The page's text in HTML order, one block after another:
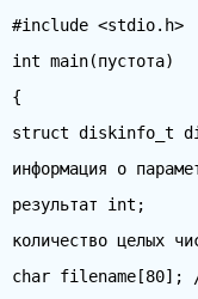
#include <stdio.h>
int main(пустота)
{
struct diskinfo_t
информация о
результат int;
количество целых
char filename[80]; /